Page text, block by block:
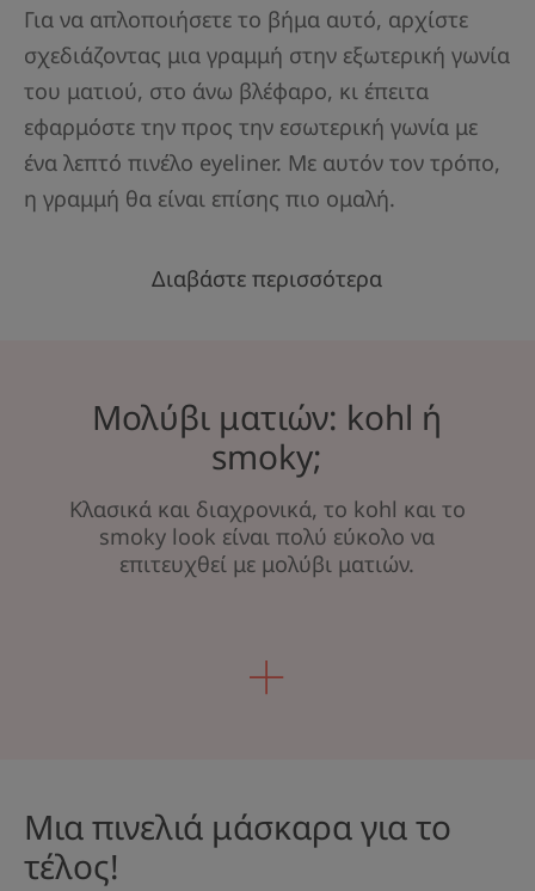
Για να απλοποιήσετε το βήμα αυτό, αρχίστε
σχεδιάζοντας μια γραμμή στην εξωτερική γωνία
του ματιού, στο άνω βλέφαρο, κι έπειτα
εφαρμόστε την προς την εσωτερική γωνία με
ένα λεπτό πινέλο eyeliner. Με αυτόν τον τρόπο,
η γραμμή θα είναι επίσης πιο ομαλή.
Διαβάστε περισσότερα
Μολύβι ματιών: kohl ή
smoky;
Κλασικά και διαχρονικά, το kohl και το
smoky look είναι πολύ εύκολο να
επιτευχθεί με μολύβι ματιών.
Μια πινελιά μάσκαρα για το
τέλος!